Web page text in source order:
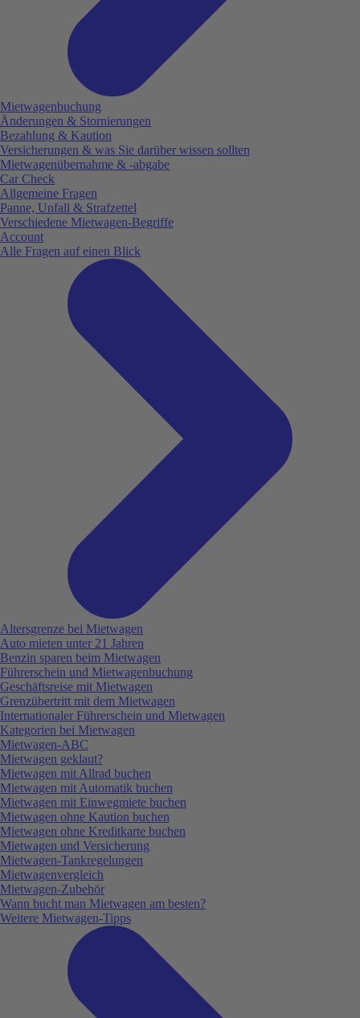
Mietwagenbuchung
Änderungen & Stornierungen
Bezahlung & Kaution
Versicherungen & was Sie darüber wissen sollten
Mietwagenübernahme & -abgabe
Car Check
Allgemeine Fragen
Panne, Unfall & Strafzettel
Verschiedene Mietwagen-Begriffe
Account
Alle Fragen auf einen Blick
Altersgrenze bei Mietwagen
Auto mieten unter 21 Jahren
Benzin sparen beim Mietwagen
Führerschein und Mietwagenbuchung
Geschäftsreise mit Mietwagen
Grenzübertritt mit dem Mietwagen
Internationaler Führerschein und Mietwagen
Kategorien bei Mietwagen
Mietwagen-ABC
Mietwagen geklaut?
Mietwagen mit Allrad buchen
Mietwagen mit Automatik buchen
Mietwagen mit Einwegmiete buchen
Mietwagen ohne Kaution buchen
Mietwagen ohne Kreditkarte buchen
Mietwagen und Versicherung
Mietwagen-Tankregelungen
Mietwagenvergleich
Mietwagen-Zubehör
Wann bucht man Mietwagen am besten?
Weitere Mietwagen-Tipps